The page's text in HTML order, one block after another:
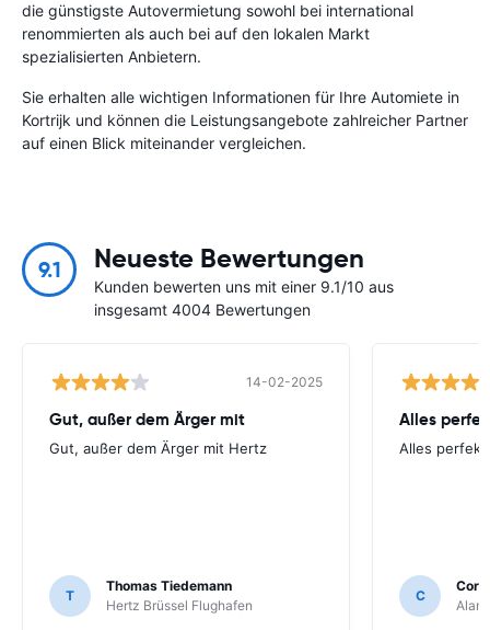
die günstigste Autovermietung sowohl bei international
renommierten als auch bei auf den lokalen Markt
spezialisierten Anbietern.
Sie erhalten alle wichtigen Informationen für Ihre Automiete in
Kortrijk und können die Leistungsangebote zahlreicher Partner
auf einen Blick miteinander vergleichen.
9.1 Neueste Bewertungen
Kunden bewerten uns mit einer 9.1/10 aus
insgesamt 4004 Bewertungen
14-02-2025
Gut, außer dem Ärger mit
Gut, außer dem Ärger mit Hertz
T
Thomas Tiedemann
Hertz Brüssel Flughafen
Alles
Alles
C